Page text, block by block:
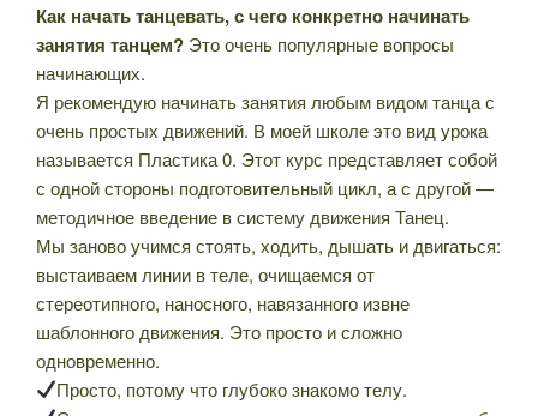
Как начать танцевать, с чего конкретно начинать
занятия танцем? Это очень популярные вопросы
начинающих.
Я рекомендую начинать занятия любым видом танца с
очень простых движений. В моей школе это вид урока
называется Пластика 0. Этот курс представляет собой
с одной стороны подготовительный цикл, а с другой —
методичное введение в систему движения Танец.
Мы заново учимся стоять, ходить, дышать и двигаться:
выстаиваем линии в теле, очищаемся от
стереотипного, наносного, навязанного извне
шаблонного движения. Это просто и сложно
одновременно.
Просто, потому что глубоко знакомо телу.